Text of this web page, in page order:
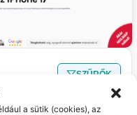
a sütik (cookies), az
SZŰRŐK